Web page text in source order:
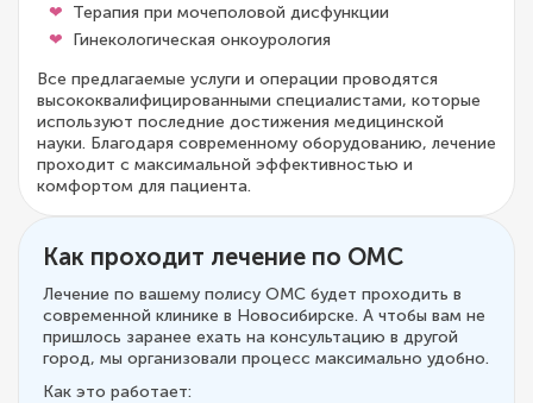
Терапия при мочеполовой дисфункции
Гинекологическая онкоурология
Все предлагаемые услуги и операции проводятся
высококвалифицированными специалистами, которые
используют последние достижения медицинской
науки. Благодаря современному оборудованию, лечение
проходит с максимальной эффективностью и
комфортом для пациента.
Как проходит лечение по ОМС
Лечение по вашему полису ОМС будет проходить в
современной клинике в Новосибирске. А чтобы вам не
пришлось заранее ехать на консультацию в другой
город, мы организовали процесс максимально удобно.
Как это работает: